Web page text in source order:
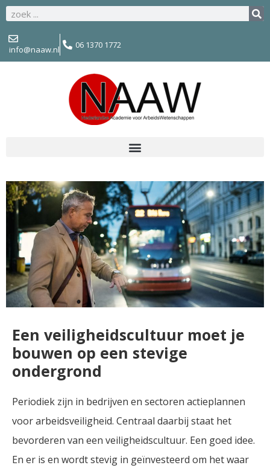
info@naaw.nl 06 1370 1772
Een veiligheidscultuur moet je
bouwen op een stevige
ondergrond
Periodiek zijn in bedrijven en sectoren actieplannen
voor arbeidsveiligheid. Centraal daarbij staat het
bevorderen van een veiligheidscultuur. Een goed idee.
En er is en wordt stevig in geïnvesteerd om het waar